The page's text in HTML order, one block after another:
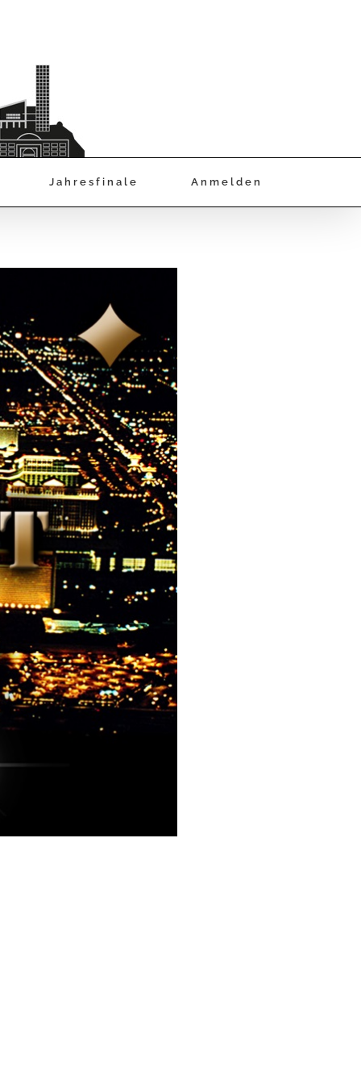
Jahresfinale Anmelden